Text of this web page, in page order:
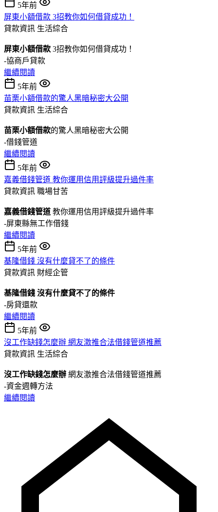
5年前
屏東小額借款 3招教你如何借貸成功！
貸款資訊 生活綜合
屏東小額借款 3招教你如何借貸成功！
-協商戶貸款
繼續閱讀
5年前
苗栗小額借款的驚人黑暗秘密大公開
貸款資訊 生活綜合
苗栗小額借款的驚人黑暗秘密大公開
-借錢管道
繼續閱讀
5年前
嘉義借錢管道 教你運用信用評級提升過件率
貸款資訊 職場甘苦
嘉義借錢管道 教你運用信用評級提升過件率
-屏東縣無工作借錢
繼續閱讀
5年前
基隆借錢 沒有什麼貸不了的條件
貸款資訊 財經企管
基隆借錢 沒有什麼貸不了的條件
-房貸還款
繼續閱讀
5年前
沒工作缺錢怎麼辦 網友激推合法借錢管道推薦
貸款資訊 生活綜合
沒工作缺錢怎麼辦 網友激推合法借錢管道推薦
-資金週轉方法
繼續閱讀